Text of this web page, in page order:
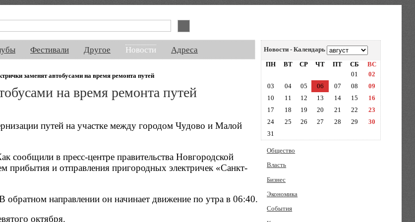
Фестивали Другое Новости Адреса
заменят автобусами на время ремонта путей
на время ремонта путей
путей на участке между городом Чудово и Малой
сообщили в пресс-центре правительства Новгородской
прибытия и отправления пригородных электричек «Санкт-
направлении он начинает движение по утра в 06:40.
октября.
Новости - Календарь
ПН
ВТ СР ЧТ ПТ СБ
ВС
01
02
03
04 05 06 07 08
09
10
11 12 13 14 15
16
17
18 19 20 21 22
23
24
25 26 27 28 29
30
31
Общество
Власть
Бизнес
Экономика
События